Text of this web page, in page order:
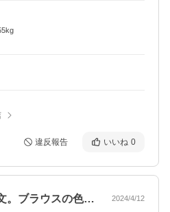
違反報告 いいね 0
ベージュのMサイズ注文。ブラウスの色も… 2024/4/12